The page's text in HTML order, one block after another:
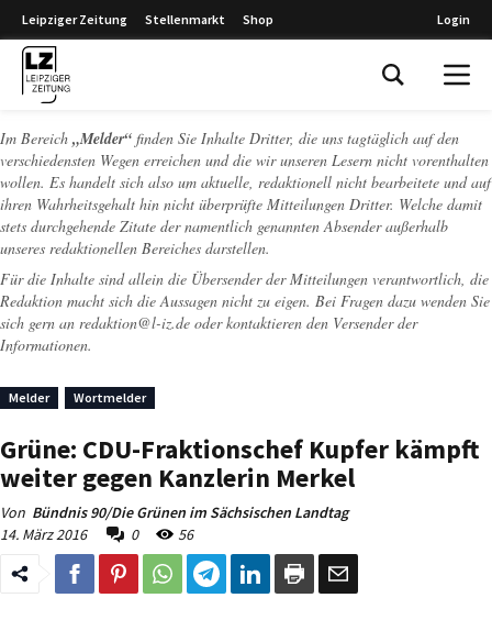
Leipziger Zeitung Stellenmarkt Shop Login
Im Bereich „Melder“ finden Sie Inhalte Dritter, die uns tagtäglich auf den
verschiedensten Wegen erreichen und die wir unseren Lesern nicht vorenthalten
wollen. Es handelt sich also um aktuelle, redaktionell nicht bearbeitete und auf
ihren Wahrheitsgehalt hin nicht überprüfte Mitteilungen Dritter. Welche damit
stets durchgehende Zitate der namentlich genannten Absender außerhalb
unseres redaktionellen Bereiches darstellen.
Für die Inhalte sind allein die Übersender der Mitteilungen verantwortlich, die
Redaktion macht sich die Aussagen nicht zu eigen. Bei Fragen dazu wenden Sie
sich gern an redaktion@l-iz.de oder kontaktieren den Versender der
Informationen.
Melder Wortmelder
Grüne: CDU-Fraktionschef Kupfer kämpft
weiter gegen Kanzlerin Merkel
Von Bündnis 90/Die Grünen im Sächsischen Landtag
14. März 2016
0 56